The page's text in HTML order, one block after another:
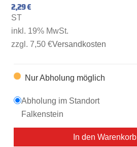
2,29 €
ST
inkl. 19% MwSt.
zzgl. 7,50 €Versandkosten
Nur Abholung möglich
Abholung im Standort
Falkenstein
In den Warenkorb